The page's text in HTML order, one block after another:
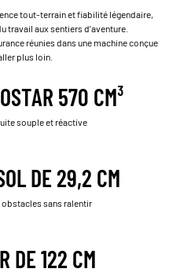
tout-terrain et fiabilité légendaire,
travail aux sentiers d’aventure.
réunies dans une machine conçue
plus loin.
570 CM³
souple et réactive
DE 29,2 CM
obstacles sans ralentir
DE 122 CM